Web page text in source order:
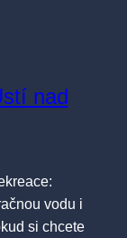
nad
vodu i
si chcete